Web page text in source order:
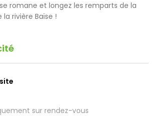
romane et longez les remparts de la
rivière Baïse !
sur rendez-vous